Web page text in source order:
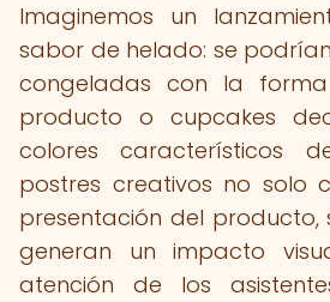
Imaginemos un
sabor de helado: se
congeladas con la
producto o cupcakes
colores característicos
postres creativos no solo
presentación del producto,
generan un impacto
atención de los